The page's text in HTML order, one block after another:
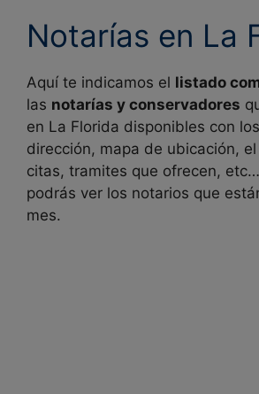
Notarías en La
Aquí te indicamos el listado
las notarías y conservadores
en La Florida disponibles con
dirección, mapa de ubicación,
citas, tramites que ofrecen,
podrás ver los notarios que
mes.